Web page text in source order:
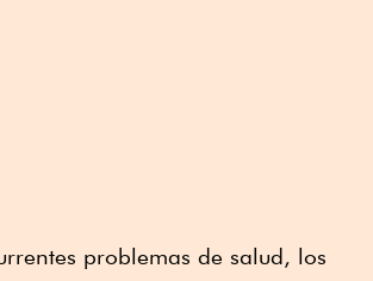
problemas de salud, los